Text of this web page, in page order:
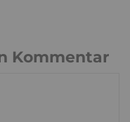
Kommentar